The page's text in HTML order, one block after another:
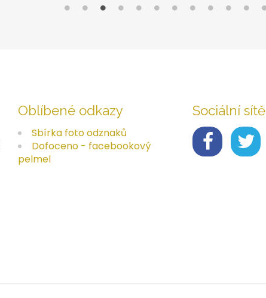
Oblíbené odkazy
Sbírka foto odznaků
Dofoceno - facebookový
pelmel
Sociální sítě